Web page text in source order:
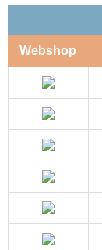
Webshop